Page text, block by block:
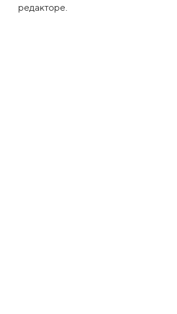
редакторе.